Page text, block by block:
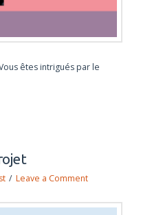
êtes intrigués par le
Leave a Comment